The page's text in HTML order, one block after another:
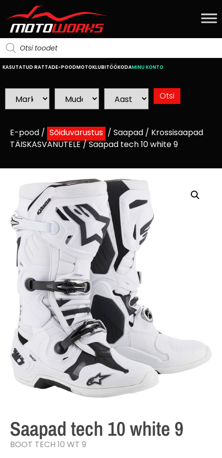
KASUTATUD RATTADE-POODMOTOKLUBITÖÖKODAMINU KONTO
E-pood / Sõiduvarustus / Saapad / Krossisaapad
TÄISKASVANUTELE/ Saapad tech 10 white 9
Saapad tech 10 white 9
BOOT TECH 10 WT 9